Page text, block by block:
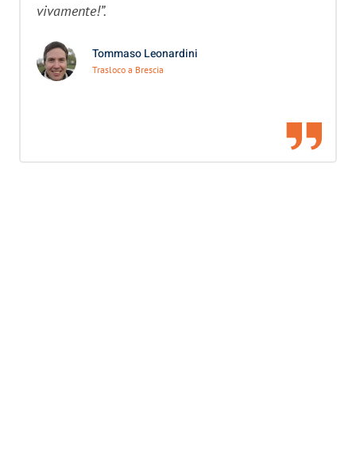
vivamente!”.
Tommaso Leonardini
Trasloco a Brescia